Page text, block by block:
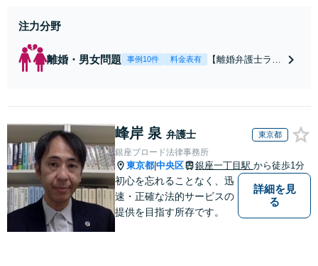
注力分野
離婚・男女問題 事例10件 料金表有
【離婚弁護士ラン
円】【離婚・不倫
問題に特化／実績
多数】財産分与、
慰謝料、養育費等
で金銭的に満足で
きる解決を目指し
ます。
峰岸 泉 弁護士 東京都
銀座ブロード法律事務所
東京都 中央区 銀座一丁目駅 から徒歩1分
初心を忘れることなく、迅
速・正確な法的サービスの
提供を目指す所存です。
詳細を見
る